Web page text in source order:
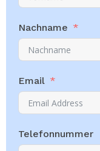
Nachname
Email
Telefonnummer